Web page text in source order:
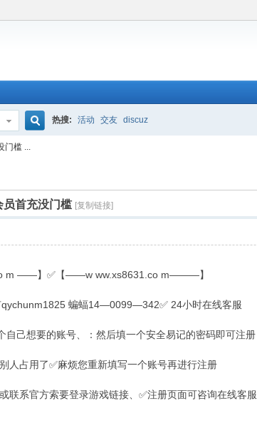
索
热搜: 活动 交友 discuz
门槛 ...
首充没门槛 [复制链接]
m ——】✅【——w ww.xs8631.co m———】
蝙蝠14—0099—342✅ 24小时在线客服
自己想要的账号、：然后填一个安全易记的密码即可注册
人占用了✅麻烦您重新填写一个账号再进行注册
联系官方索要登录游戏链接、✅注册页面可咨询在线客服